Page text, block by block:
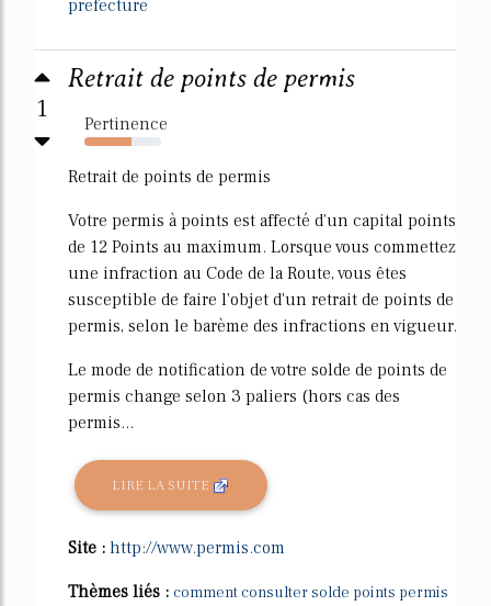
prefecture
1
Retrait de points de permis
Pertinence
61%
Retrait de points de permis
Votre permis à points est affecté d'un capital points
de 12 Points au maximum. Lorsque vous commettez
une infraction au Code de la Route, vous êtes
susceptible de faire l'objet d'un retrait de points de
permis, selon le barème des infractions en vigueur.
Le mode de notification de votre solde de points de
permis change selon 3 paliers (hors cas des
permis...
LIRE LA SUITE
Site : http://www.permis.com
Thèmes liés : comment consulter solde points permis